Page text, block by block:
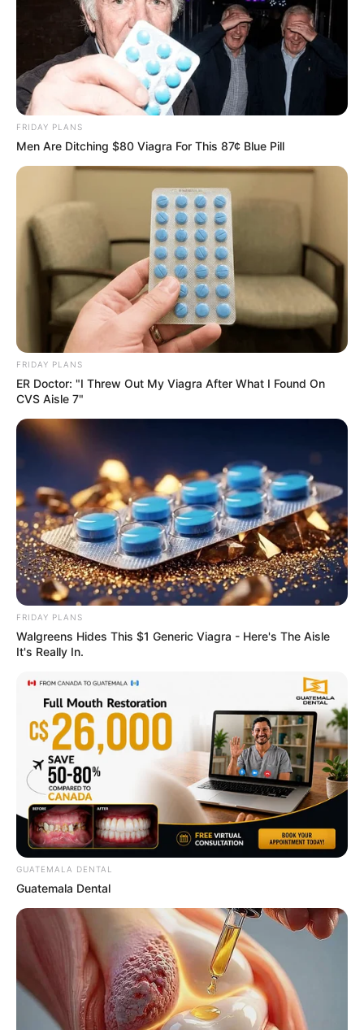
สีมงคล
แจกตาราง สีมงคลตามราศี 2569 ประจำ
เดือนสิงหาคม โดย อ.รักษ์ เลขเด็ด
ดูดวงรายวัน ดูเพิ่มเติม
ดูดวงรายวัน
อยากเฮงมาทางนี้ ! อ.บุญลาด แนะ เคล็ด
ลับเสริมดวงวันที่ 1 พ.ค. 69
ดูดวงรายวัน
อ.รักษ์เลขเด็ด งวด 1 – 15 ก.ค. 68
รางวัลใหญ่ใกล้ฉัน จะเป็นของใคร ?
ดูดวงรายวัน
อ.รักษ์เลขเด็ด งวด 2 – 15 พ.ค. 68
รางวัลใหญ่ใกล้ฉัน จะเป็นของใคร ?
MThai เชื่อในสิ่งที่ทำ ทำในสิ่งที่เชื่อ
รับข่าวสารเลขมงคล สถิติเลขดัง ดวงรายวัน รายเดือน รายปี
FRIDAY PLANS
Men Are Ditching $80 Viagra For This 87¢ Blue Pill
FRIDAY PLANS
ER Doctor: "I Threw Out My Viagra After What I Found On
CVS Aisle 7"
FRIDAY PLANS
Walgreens Hides This $1 Generic Viagra - Here's The Aisle
It's Really In.
GUATEMALA DENTAL
Guatemala Dental